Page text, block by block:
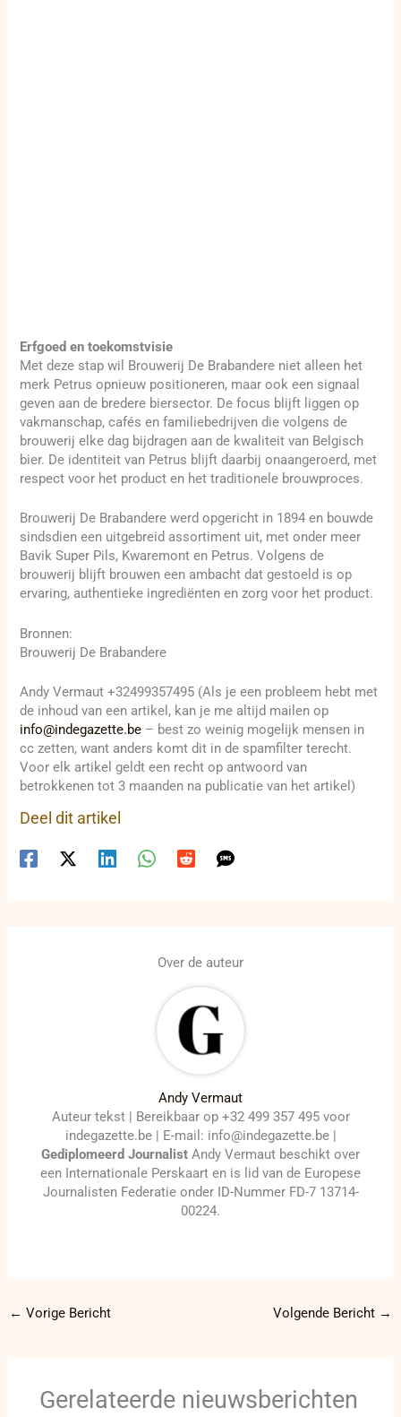
Erfgoed en toekomstvisie
Met deze stap wil Brouwerij De Brabandere niet alleen het
merk Petrus opnieuw positioneren, maar ook een signaal
geven aan de bredere biersector. De focus blijft liggen op
vakmanschap, cafés en familiebedrijven die volgens de
brouwerij elke dag bijdragen aan de kwaliteit van Belgisch
bier. De identiteit van Petrus blijft daarbij onaangeroerd, met
respect voor het product en het traditionele brouwproces.
Brouwerij De Brabandere werd opgericht in 1894 en bouwde
sindsdien een uitgebreid assortiment uit, met onder meer
Bavik Super Pils, Kwaremont en Petrus. Volgens de
brouwerij blijft brouwen een ambacht dat gestoeld is op
ervaring, authentieke ingrediënten en zorg voor het product.
Bronnen:
Brouwerij De Brabandere
Andy Vermaut +32499357495 (Als je een probleem hebt met
de inhoud van een artikel, kan je me altijd mailen op
info@indegazette.be – best zo weinig mogelijk mensen in
cc zetten, want anders komt dit in de spamfilter terecht.
Voor elk artikel geldt een recht op antwoord van
betrokkenen tot 3 maanden na publicatie van het artikel)
Deel dit artikel
Over de auteur
Andy Vermaut
Auteur tekst | Bereikbaar op +32 499 357 495 voor
indegazette.be | E-mail: info@indegazette.be |
Gediplomeerd Journalist Andy Vermaut beschikt over
een Internationale Perskaart en is lid van de Europese
Journalisten Federatie onder ID-Nummer FD-7 13714-
00224.
← Vorige Bericht Volgende Bericht →
Gerelateerde nieuwsberichten